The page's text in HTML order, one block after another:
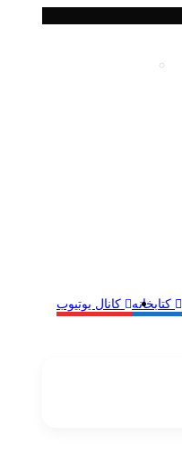
Urdu
کتابخانه کانال یوتیوب